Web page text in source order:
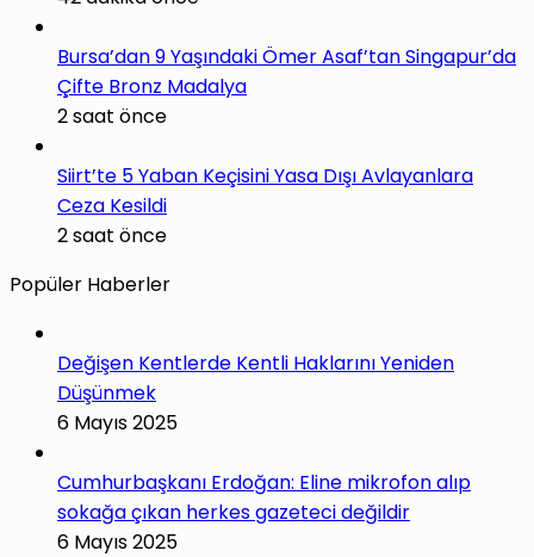
Bursa’dan 9 Yaşındaki Ömer Asaf’tan Singapur’da
Çifte Bronz Madalya
2 saat önce
Siirt’te 5 Yaban Keçisini Yasa Dışı Avlayanlara
Ceza Kesildi
2 saat önce
Popüler Haberler
Değişen Kentlerde Kentli Haklarını Yeniden
Düşünmek
6 Mayıs 2025
Cumhurbaşkanı Erdoğan: Eline mikrofon alıp
sokağa çıkan herkes gazeteci değildir
6 Mayıs 2025